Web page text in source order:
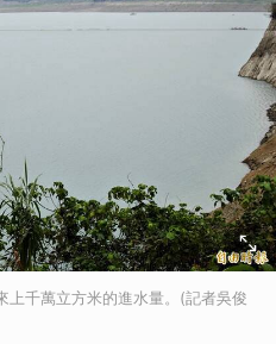
上千萬立方米的進水量。(記者吳俊